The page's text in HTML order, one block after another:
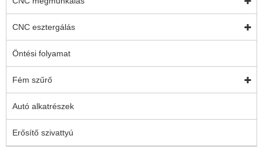
CNC esztergálás
Öntési folyamat
Fém szűrő
Autó alkatrészek
Erősítő szivattyú